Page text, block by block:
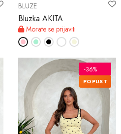
BLUZE
Bluzka AKITA
Morate se prijaviti
-36%
POPUST